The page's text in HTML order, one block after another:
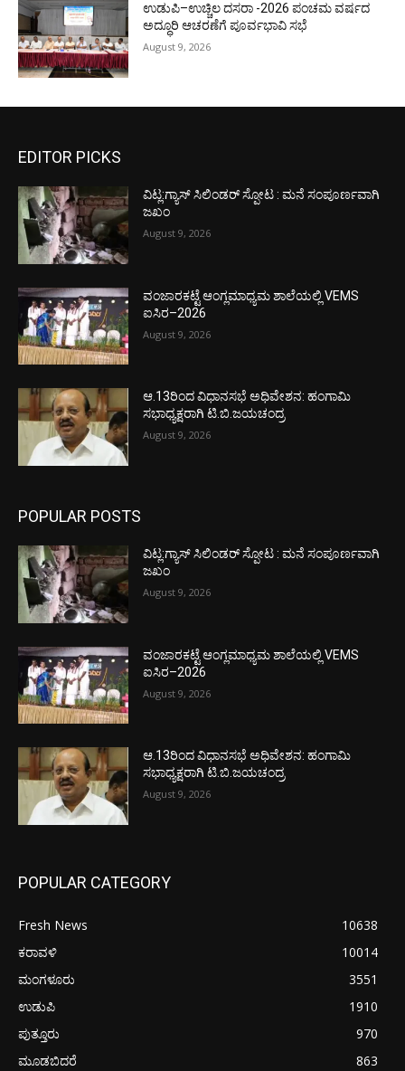
ಉಡುಪಿ–ಉಚ್ಚಿಲ ದಸರಾ -2026 ಪಂಚಮ ವರ್ಷದ
ಅದ್ಧೂರಿ ಆಚರಣೆಗೆ ಪೂರ್ವಭಾವಿ ಸಭೆ
August 9, 2026
EDITOR PICKS
ವಿಟ್ಲ:ಗ್ಯಾಸ್ ಸಿಲಿಂಡರ್ ಸ್ಪೋಟ : ಮನೆ ಸಂಪೂರ್ಣವಾಗಿ
ಜಖಂ
August 9, 2026
ವಂಜಾರಕಟ್ಟೆ ಆಂಗ್ಲಮಾಧ್ಯಮ ಶಾಲೆಯಲ್ಲಿ VEMS
ಐಸಿರ–2026
August 9, 2026
ಆ.13ರಿಂದ ವಿಧಾನಸಭೆ ಅಧಿವೇಶನ: ಹಂಗಾಮಿ
ಸಭಾಧ್ಯಕ್ಷರಾಗಿ ಟಿ.ಬಿ.ಜಯಚಂದ್ರ
August 9, 2026
POPULAR POSTS
ವಿಟ್ಲ:ಗ್ಯಾಸ್ ಸಿಲಿಂಡರ್ ಸ್ಪೋಟ : ಮನೆ ಸಂಪೂರ್ಣವಾಗಿ
ಜಖಂ
August 9, 2026
ವಂಜಾರಕಟ್ಟೆ ಆಂಗ್ಲಮಾಧ್ಯಮ ಶಾಲೆಯಲ್ಲಿ VEMS
ಐಸಿರ–2026
August 9, 2026
ಆ.13ರಿಂದ ವಿಧಾನಸಭೆ ಅಧಿವೇಶನ: ಹಂಗಾಮಿ
ಸಭಾಧ್ಯಕ್ಷರಾಗಿ ಟಿ.ಬಿ.ಜಯಚಂದ್ರ
August 9, 2026
POPULAR CATEGORY
Fresh News
10638
ಕರಾವಳಿ
10014
ಮಂಗಳೂರು
3551
ಉಡುಪಿ
1910
ಪುತ್ತೂರು
970
ಮೂಡಬಿದರೆ
863